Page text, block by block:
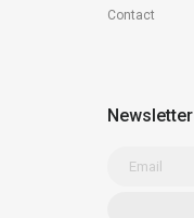
Contact
Newsletter